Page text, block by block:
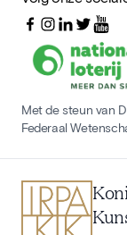
Met de steun van
Federaal